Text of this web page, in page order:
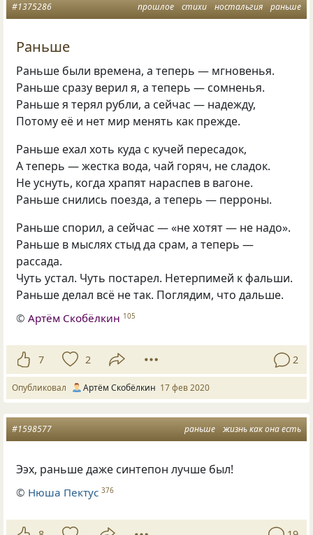
прошлое стихи ностальгия раньше
#1375286
Раньше
Раньше были времена, а теперь — мгновенья.
Раньше сразу верил я, а теперь — сомненья.
Раньше я терял рубли, а сейчас — надежду,
Потому её и нет мир менять как прежде.
Раньше ехал хоть куда с кучей пересадок,
А теперь — жестка вода, чай горяч, не сладок.
Не уснуть, когда храпят нараспев в вагоне.
Раньше снились поезда, а теперь — перроны.
Раньше спорил, а сейчас — «не хотят — не надо».
Раньше в мыслях стыд да срам, а теперь —
рассада.
Чуть устал. Чуть постарел. Нетерпимей к фальши.
Раньше делал всё не так. Поглядим, что дальше.
©Артём Скобёлкин 105
7 2 2
Опубликовал Артём Скобёлкин 17 фев 2020
раньше жизнь как она есть
#1598577
Ээх, раньше даже синтепон лучше был!
© Нюша Пектус 376